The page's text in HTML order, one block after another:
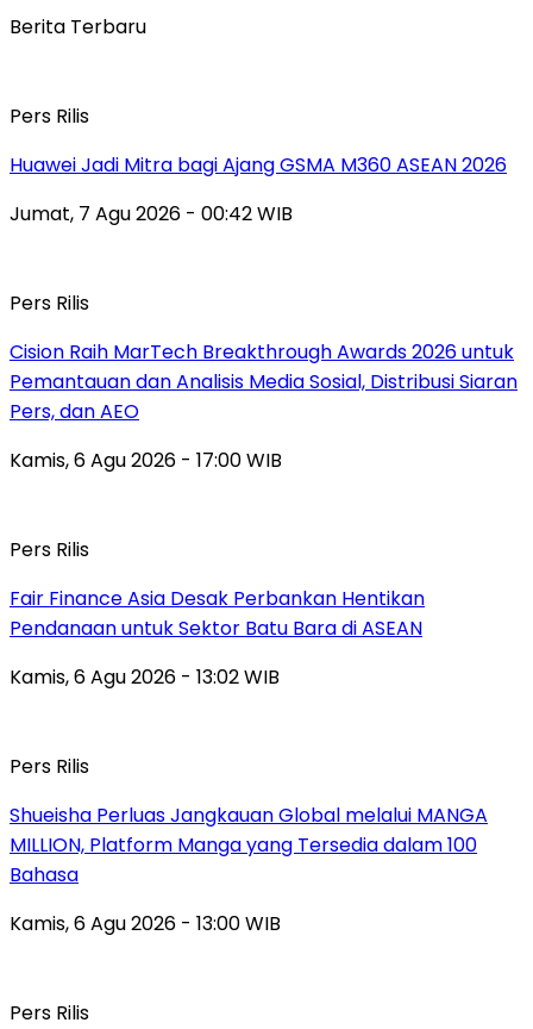
Berita Terbaru
Pers Rilis
Huawei Jadi Mitra bagi Ajang GSMA M360 ASEAN 2026
Jumat, 7 Agu 2026 - 00:42 WIB
Pers Rilis
Cision Raih MarTech Breakthrough Awards 2026 untuk
Pemantauan dan Analisis Media Sosial, Distribusi Siaran
Pers, dan AEO
Kamis, 6 Agu 2026 - 17:00 WIB
Pers Rilis
Fair Finance Asia Desak Perbankan Hentikan
Pendanaan untuk Sektor Batu Bara di ASEAN
Kamis, 6 Agu 2026 - 13:02 WIB
Pers Rilis
Shueisha Perluas Jangkauan Global melalui MANGA
MILLION, Platform Manga yang Tersedia dalam 100
Bahasa
Kamis, 6 Agu 2026 - 13:00 WIB
Pers Rilis